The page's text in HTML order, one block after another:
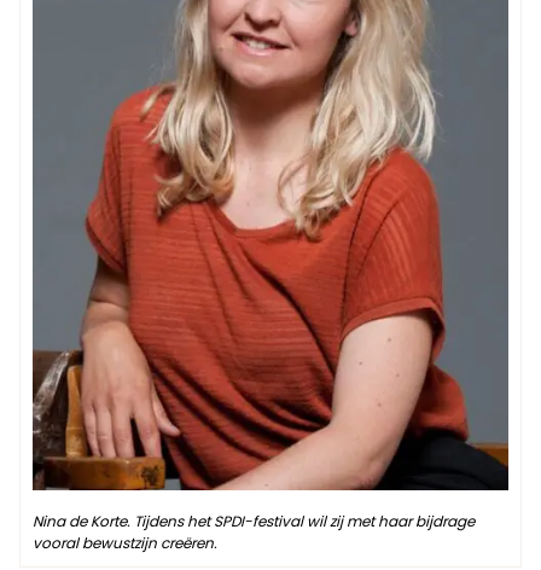
Nina de Korte. Tijdens het SPDI-festival wil zij met haar bijdrage
vooral bewustzijn creëren.